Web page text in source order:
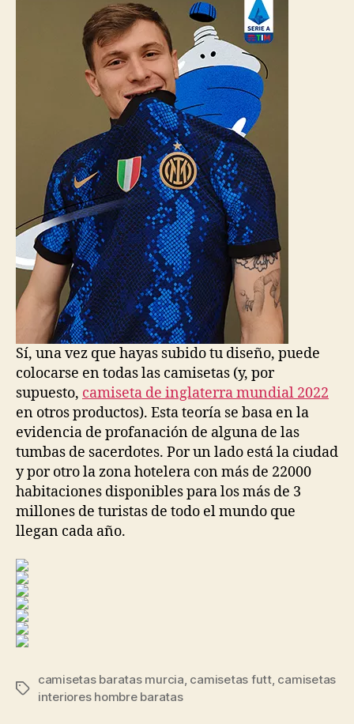
Sí, una vez que hayas subido tu diseño, puede
colocarse en todas las camisetas (y, por
supuesto, camiseta de inglaterra mundial 2022
en otros productos). Esta teoría se basa en la
evidencia de profanación de alguna de las
tumbas de sacerdotes. Por un lado está la ciudad
y por otro la zona hotelera con más de 22000
habitaciones disponibles para los más de 3
millones de turistas de todo el mundo que
llegan cada año.
Etiquetas
camisetas baratas murcia, camisetas futt, camisetas
interiores hombre baratas